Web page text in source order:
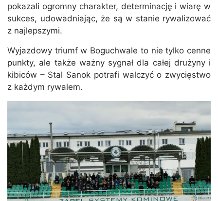
pokazali ogromny charakter, determinację i wiarę w
sukces, udowadniając, że są w stanie rywalizować
z najlepszymi.
Wyjazdowy triumf w Boguchwale to nie tylko cenne
punkty, ale także ważny sygnał dla całej drużyny i
kibiców – Stal Sanok potrafi walczyć o zwycięstwo
z każdym rywalem.